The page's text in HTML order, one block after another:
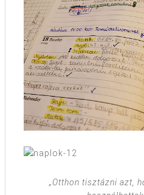
„Otthon tisztázni azt,